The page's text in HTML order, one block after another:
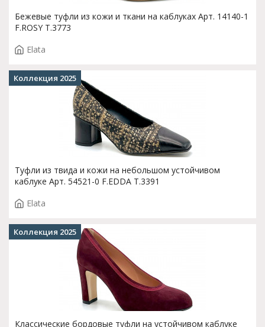
Бежевые туфли из кожи и ткани на каблуках Арт. 14140-1
F.ROSY T.3773
Elata
Туфли из твида и кожи на небольшом устойчивом
каблуке Арт. 54521-0 F.EDDA T.3391
Elata
Коллекция 2025
Классические бордовые туфли на устойчивом каблуке
Коллекция 2025